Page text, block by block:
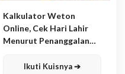
Kalkulator Weton
Online, Cek Hari Lahir
Menurut Penanggalan
Ikuti Kuisnya ➔